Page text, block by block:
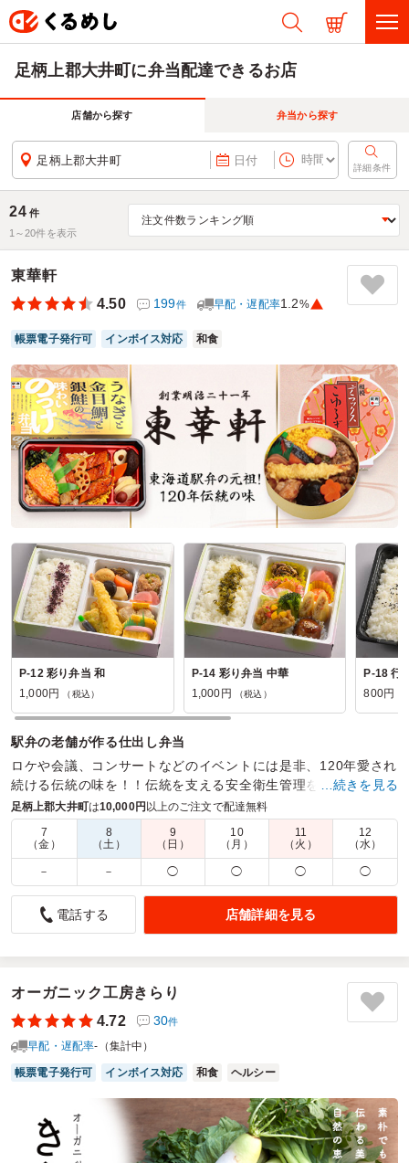
足柄上郡大井町に弁当配達できるお店
店舗から探す 弁当から探す
足柄上郡大井町 日付
詳細条件
24 件
1～20件を表示
東華軒
4.50
199件 早配・遅配率1.2%
帳票電子発行可 インボイス対応 和食
P-12 彩り弁当 和
1,000円
（税込）
P-14 彩り弁当 中華
1,000円
（税込）
P-18 行
800円
駅弁の老舗が作る仕出し弁当
ロケや会議、コンサートなどのイベントには是非、120年愛され
続ける伝統の味を！！伝統を支える安全衛生管理を徹底したキ
ッチン・食品のみで作っております。
商品数： 締切日時： 2日前12:00 価格帯：
700円～4,850円
配達時間：
9:00～16:00
5.0
い営業と総務とでかわりに頂けることになりました。初めて
実食（笑）する機会となり、今まで営業担当からの感想など
から想像していましたが実際にいただいてコンパクトにまと
められていながら実は総菜がびっしりと入りとても食べ応え
がありました。
ご利用シーン：会議・セミナー›会議
参加者の年齢：
40代～50代 男女比： 男女混合
神奈川県足柄上郡大井町金子2025/11/07
…続きを見る
足柄上郡大井町は10,000円以上のご注文で配達無料
7
（金）
8
（土）
9
（日）
10
（月）
11
（火）
12
（水）
－ － ◯ ◯ ◯ ◯
電話する 店舗詳細を見る
オーガニック工房きらり
4.72
30件
早配・遅配率-（集計中）
帳票電子発行可 インボイス対応 和食 ヘルシー